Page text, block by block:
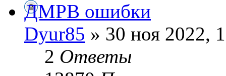
ДМРВ ошибки
Dyur85 » 30 ноя 2022,
2 Ответы